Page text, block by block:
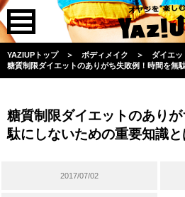
YAZIUPトップ ＞ ボディメイク ＞ ダイエッ
糖質制限ダイエットのありがち失敗例！時間を無
糖質制限ダイエットのあり
駄にしないための重要知識と
2017/07/02